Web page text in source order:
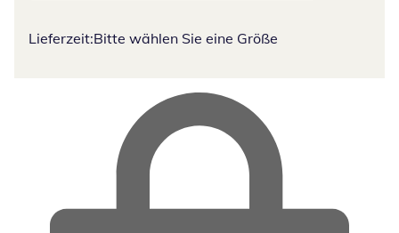
Lieferzeit:Bitte wählen Sie eine Größe